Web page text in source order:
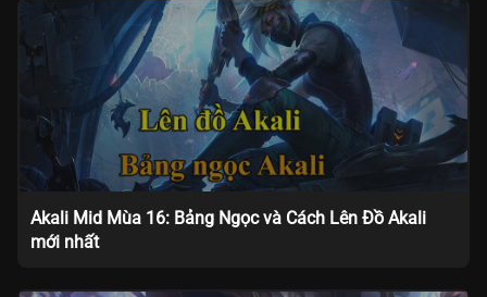
Akali Mid Mùa 16: Bảng Ngọc và Cách Lên Đồ Akali
mới nhất